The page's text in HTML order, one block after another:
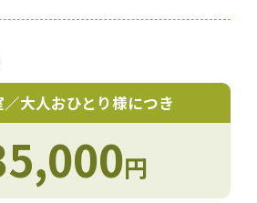
大人おひとり様につき
円